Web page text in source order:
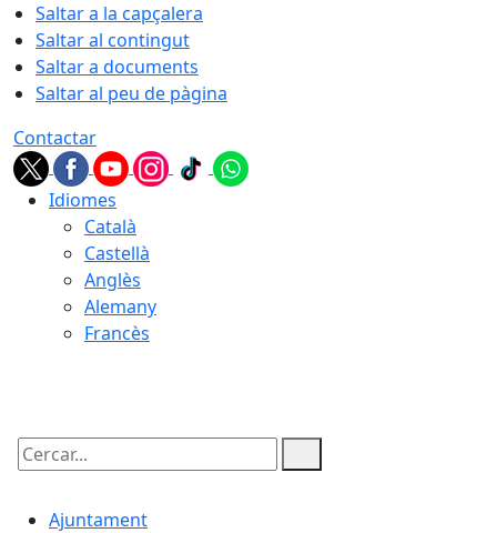
Saltar a la capçalera
Saltar al contingut
Saltar a documents
Saltar al peu de pàgina
Contactar
Idiomes
Català
Castellà
Anglès
Alemany
Francès
Cercar:
Ajuntament